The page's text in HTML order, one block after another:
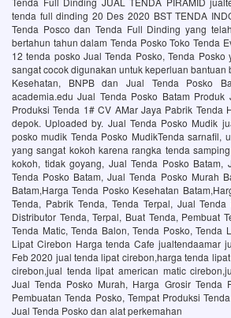
tenda full dinding 20 Des 2020 BST TENDA
Tenda Posco dan Tenda Full Dinding yang
bertahun tahun dalam Tenda Posko Toko Tenda
12 tenda posko Jual Tenda Posko, Tenda Posko
sangat cocok digunakan untuk keperluan bantuan
Kesehatan, BNPB dan Jual Tenda Posko
academia.edu Jual Tenda Posko Batam Produk
Produksi Tenda 1# CV AMar Jaya Pabrik Tenda
depok. Uploaded by. Jual Tenda Posko Mudik
posko mudik Tenda Posko MudikTenda sarnafil,
yang sangat kokoh karena rangka tenda
kokoh, tidak goyang, Jual Tenda Posko Batam,
Tenda Posko Batam, Jual Tenda Posko Murah
Batam,Harga Tenda Posko Kesehatan
Tenda, Pabrik Tenda, Tenda Terpal, Jual
Distributor Tenda, Terpal, Buat Tenda, Pembuat
Tenda Matic, Tenda Balon, Tenda Posko, Tenda
Lipat Cirebon Harga tenda Cafe jualtendaamar
Feb 2020 jual tenda lipat cirebon,harga tenda
cirebon,jual tenda lipat american matic
Jual Tenda Posko Murah, Harga Grosir Tenda
Pembuatan Tenda Posko, Tempat Produksi
Jual Tenda Posko dan alat perkemahan